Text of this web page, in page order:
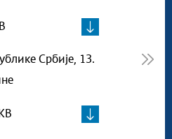
Србије, 13.